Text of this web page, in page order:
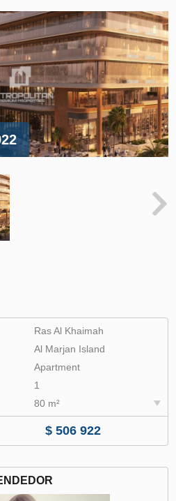
Ras Al Khaimah
Al Marjan Island
Apartment
1
80 m²
$ 506 922